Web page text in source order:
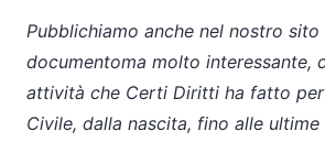
Pubblichiamo anche nel nostro sito
documentoma molto interessante,
attività che Certi Diritti ha fatto
Civile, dalla nascita, fino alle